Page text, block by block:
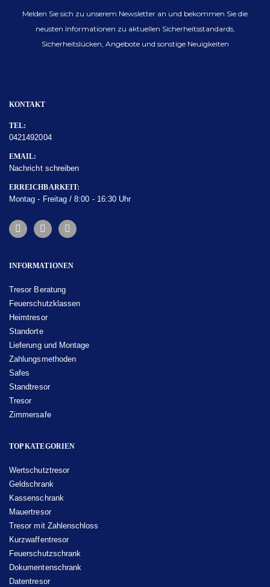
Melden Sie sich zu unserem Newsletter an und bekommen Sie die
neusten Informationen zu aktuellen Sicherheitsstandards,
Sicherheitslücken, Angebote und sonstige Neuigkeiten
KONTAKT
TEL:
0421492004
EMAIL:
Nachricht schreiben
ERREICHBARKEIT:
Montag - Freitag / 8:00 - 16:30 Uhr
INFORMATIONEN
Tresor Beratung
Feuerschutzklassen
Heimtresor
Standorte
Lieferung und Montage
Zahlungsmethoden
Safes
Standtresor
Tresor
Zimmersafe
TOP KATEGORIEN
Wertschutztresor
Geldschrank
Kassenschrank
Mauertresor
Tresor mit Zahlenschloss
Kurzwaffentresor
Feuerschutzschrank
Dokumentenschrank
Datentresor